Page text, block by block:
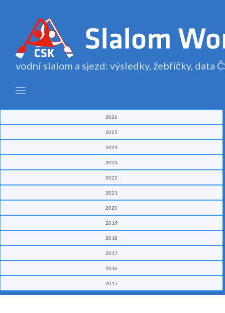
vodní slalom a sjezd: výsledky, žebříčky, data
2026
2025
2024
2023
2022
2021
2020
2019
2018
2017
2016
2015